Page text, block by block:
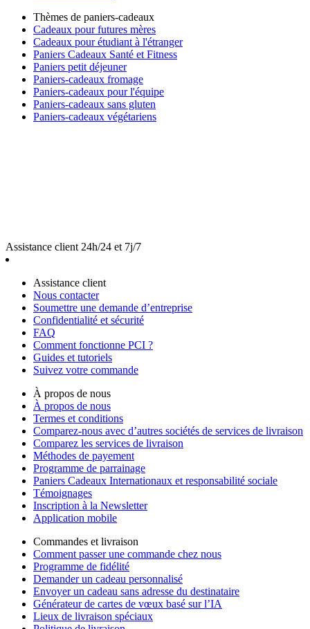
Thèmes de paniers-cadeaux
Cadeaux pour futures mères
Cadeaux pour étudiant à l'étranger
Paniers Cadeaux Santé et Fitness
Paniers petit déjeuner
Paniers-cadeaux fromage
Paniers-cadeaux pour l'équipe
Paniers-cadeaux sans gluten
Paniers-cadeaux végétariens
Assistance client 24h/24 et 7j/7
Assistance client
Nous contacter
Soumettre une demande d’entreprise
Confidentialité et sécurité
FAQ
Comment fonctionne PCI ?
Guides et tutoriels
Suivez votre commande
À propos de nous
À propos de nous
Termes et conditions
Comparez-nous avec d’autres sociétés de services de livraison
Comparez les services de livraison
Méthodes de payement
Programme de parrainage
Paniers Cadeaux Internationaux et responsabilité sociale
Témoignages
Inscription à la Newsletter
Application mobile
Commandes et livraison
Comment passer une commande chez nous
Programme de fidélité
Demander un cadeau personnalisé
Envoyer un cadeau sans adresse du destinataire
Générateur de cartes de vœux basé sur l’IA
Lieux de livraison spéciaux